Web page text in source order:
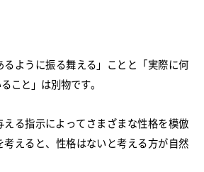
ように振る舞える」ことと「実際に何
こと」は別物です。
る指示によってさまざまな性格を模倣
えると、性格はないと考える方が自然